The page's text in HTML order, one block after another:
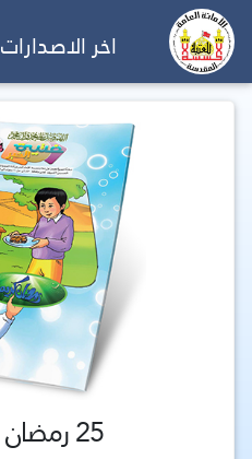
اخر الاصدارات
25 رمضان 1434 هـ